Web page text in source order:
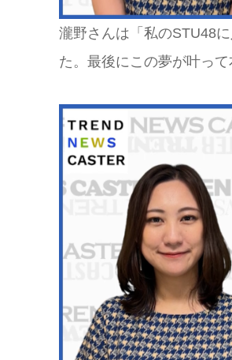
瀧野さんは「私のSTU48
た。最後にこの夢が叶っ